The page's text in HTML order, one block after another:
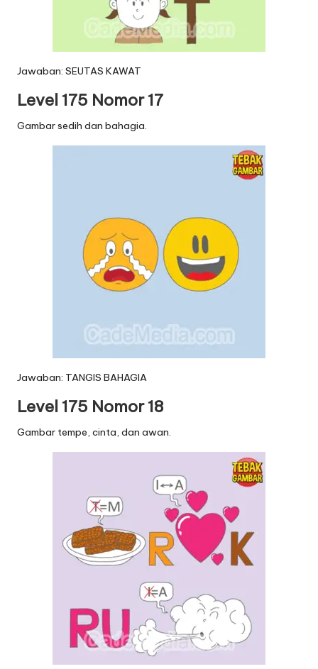
Jawaban: SEUTAS KAWAT
Level 175 Nomor 17
Gambar sedih dan bahagia.
Jawaban: TANGIS BAHAGIA
Level 175 Nomor 18
Gambar tempe, cinta, dan awan.